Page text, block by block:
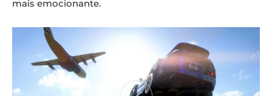
mais emocionante.